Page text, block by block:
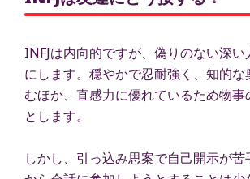
INFJは内向的ですが、偽りのない深
にします。穏やかで忍耐強く、知的
むほか、直感力に優れているため物事
とします。
しかし、引っ込み思案で自己開示が